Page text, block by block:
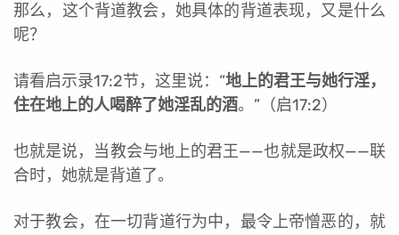
那么，这个背道教会，她具体的背道表现，又是什么
呢？
请看启示录17:2节，这里说：“地上的君王与她行淫，
住在地上的人喝醉了她淫乱的酒。”（启17:2）
也就是说，当教会与地上的君王——也就是政权——联
合时，她就是背道了。
对于教会，在一切背道行为中，最令上帝憎恶的，就